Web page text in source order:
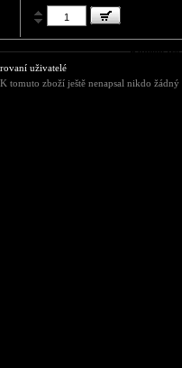
Komentáře
uživatelé
K tomuto zboží ještě nenapsal nikdo žádný